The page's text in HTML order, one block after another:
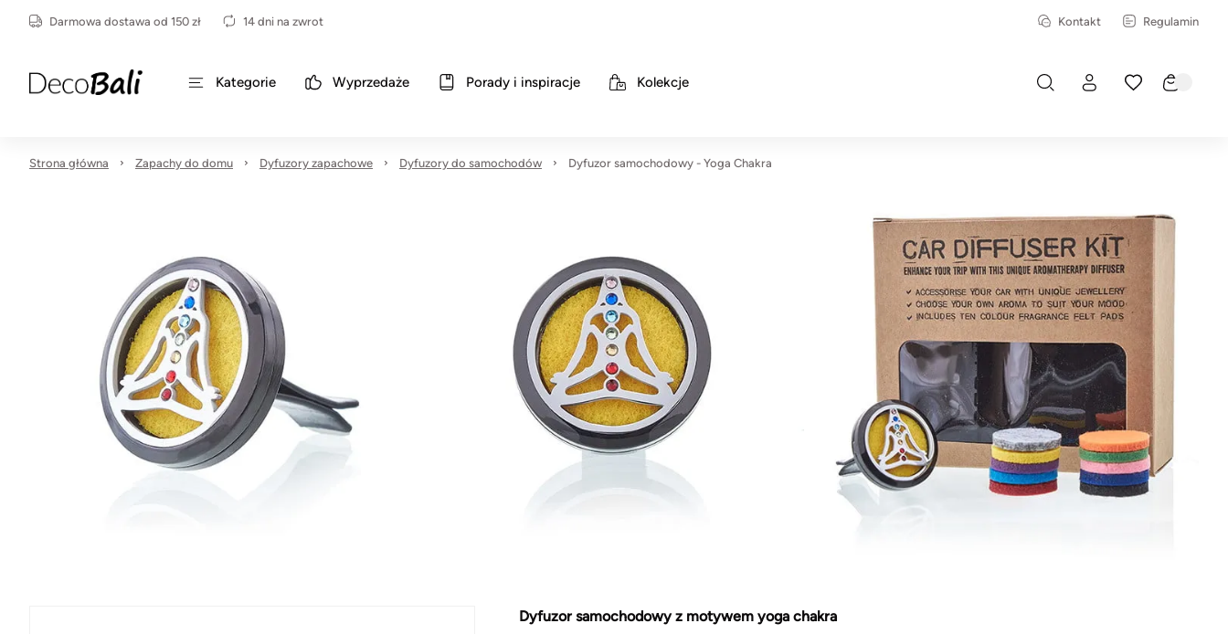
Darmowa dostawa od 150 zł 14 dni na zwrot Kontakt Regulamin
Kategorie Wyprzedaże Porady i inspiracje Kolekcje
Strona główna Zapachy do domu Dyfuzory zapachowe Dyfuzory do samochodów Dyfuzor samochodowy - Yoga Chakra
Dyfuzor samochodowy z motywem yoga chakra